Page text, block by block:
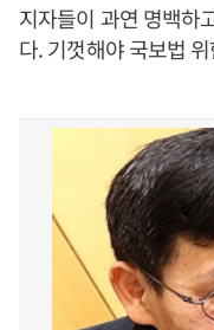
지자들이 과연 명백하
다. 기껏해야 국보법